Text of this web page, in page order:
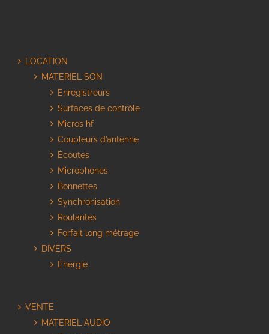
LOCATION
MATERIEL SON
Enregistreurs
Surfaces de contrôle
Micros hf
Coupleurs d’antenne
Écoutes
Microphones
Bonnettes
Synchronisation
Roulantes
Forfait long métrage
DIVERS
Énergie
VENTE
MATERIEL AUDIO